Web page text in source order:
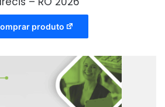
produto